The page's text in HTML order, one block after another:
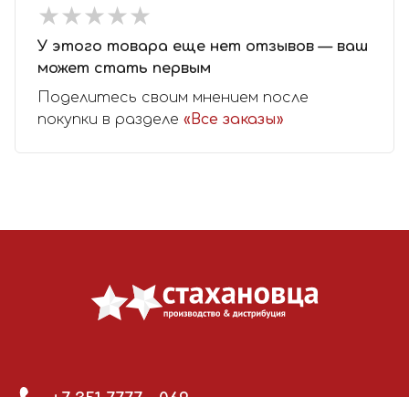
★★★★★
★★★★★
У этого товара еще нет отзывов — ваш
может стать первым
Поделитесь своим мнением после
покупки в разделе «Все заказы»